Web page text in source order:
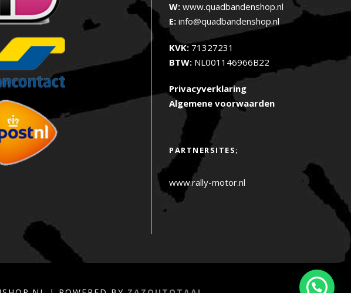
W: www.quadbandenshop.nl
E: info@quadbandenshop.nl
KVK: 71327231
BTW: NL001146966B22
Privacyverklaring
Algemene voorwaarden
PARTNERSITES;
www.rally-motor.nl